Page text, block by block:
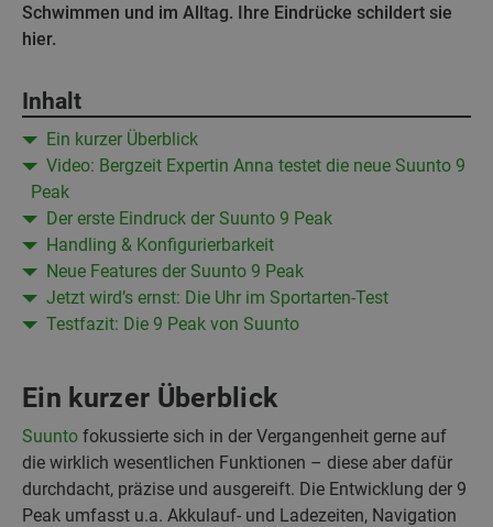
Schwimmen und im Alltag. Ihre Eindrücke schildert sie
hier.
Inhalt
Ein kurzer Überblick
Video: Bergzeit Expertin Anna testet die neue Suunto 9
Peak
Der erste Eindruck der Suunto 9 Peak
Handling & Konfigurierbarkeit
Neue Features der Suunto 9 Peak
Jetzt wird’s ernst: Die Uhr im Sportarten-Test
Testfazit: Die 9 Peak von Suunto
Ein kurzer Überblick
Suunto fokussierte sich in der Vergangenheit gerne auf
die wirklich wesentlichen Funktionen – diese aber dafür
durchdacht, präzise und ausgereift. Die Entwicklung der 9
Peak umfasst u.a. Akkulauf- und Ladezeiten, Navigation